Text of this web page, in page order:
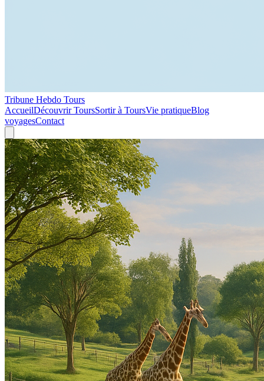
Tribune Hebdo Tours
AccueilDécouvrir ToursSortir à ToursVie pratiqueBlog
voyagesContact